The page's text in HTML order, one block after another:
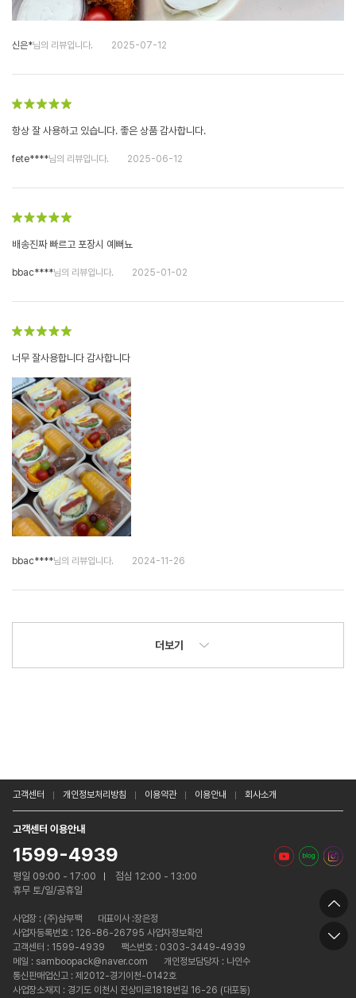
신은*님의 리뷰입니다. 2025-07-12
항상 잘 사용하고 있습니다. 좋은 상품 감사합니다.
fete****님의 리뷰입니다. 2025-06-12
배송진짜 빠르고 포장시 예뻐뇨
bbac****님의 리뷰입니다. 2025-01-02
너무 잘사용합니다 감사합니다
bbac****님의 리뷰입니다. 2024-11-26
더보기
고객센터 개인정보처리방침 이용약관 이용안내 회사소개
고객센터 이용안내
1599-4939
평일 09:00 - 17:00
점심 12:00 - 13:00
휴무 토/일/공휴일
사업장 : (주)삼부팩
대표이사 :장은정
사업자등록번호 : 126-86-26795 사업자정보확인
고객센터 : 1599-4939
팩스번호 : 0303-3449-4939
메일 : samboopack@naver.com
개인정보담당자 : 나인수
통신판매업신고 : 제2012-경기이천-0142호
사업장소재지 : 경기도 이천시 진상미로1818번길 16-26 (대포동)